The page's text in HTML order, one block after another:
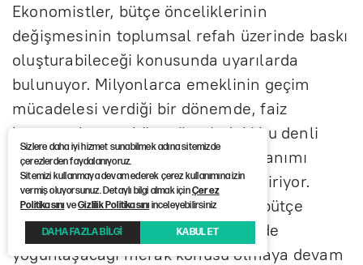
Ekonomistler, bütçe önceliklerinin
değişmesinin toplumsal refah üzerinde baskı
oluşturabileceği konusunda uyarılarda
bulunuyor. Milyonlarca emeklinin geçim
mücadelesi verdiği bir dönemde, faiz
harcamalarının bütçe üzerindeki bu denli
ağır yükü, kaynakların verimli kullanımı
konusundaki tartışmaları alevlendiriyor.
Tablonun ağırlaşmasıyla birlikte, bütçe
disiplininin hangi kesimler üzerinde
yoğunlaşacağı merak konusu olmaya devam
Sizlere daha iyi hizmet sunabilmek adına sitemizde
çerezlerden faydalanıyoruz.
Sitemizi kullanmaya devam ederek çerez kullanımına izin
vermiş oluyorsunuz. Detaylı bilgi almak içinÇerez
PolitikasınıveGizlilik Politikasınıinceleyebilirsiniz
DAHA FAZLA BİLGİ KABUL ET